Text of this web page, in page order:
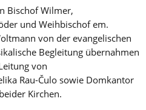
Bischof Wilmer,
und Weihbischof em.
von der evangelischen
Begleitung übernahmen
von
Rau-Čulo sowie Domkantor
Kirchen.